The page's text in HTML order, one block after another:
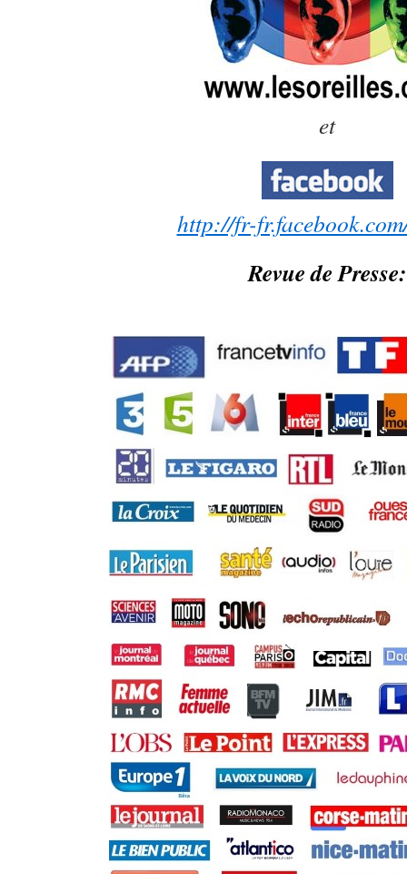
et
http://fr-
Revue de Presse: